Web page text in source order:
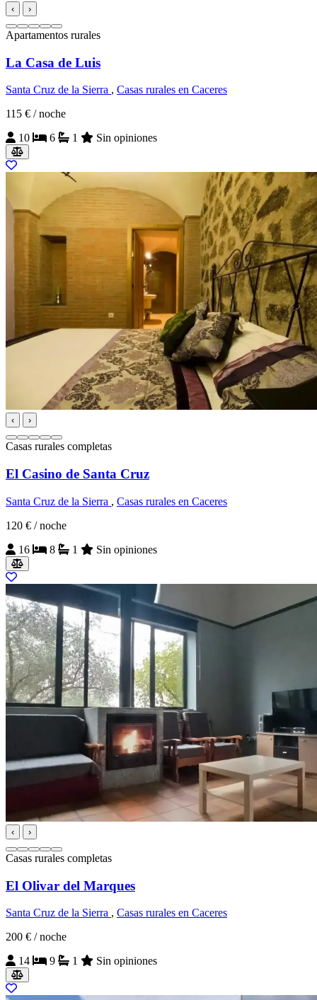
‹ ›
Apartamentos rurales
La Casa de Luis
Santa Cruz de la Sierra , Casas rurales en Caceres
115 € / noche
10
6 1 Sin opiniones
‹ ›
Casas rurales completas
El Casino de Santa Cruz
Santa Cruz de la Sierra , Casas rurales en Caceres
120 € / noche
16
8 1 Sin opiniones
‹ ›
Casas rurales completas
El Olivar del Marques
Santa Cruz de la Sierra , Casas rurales en Caceres
200 € / noche
14
9 1 Sin opiniones